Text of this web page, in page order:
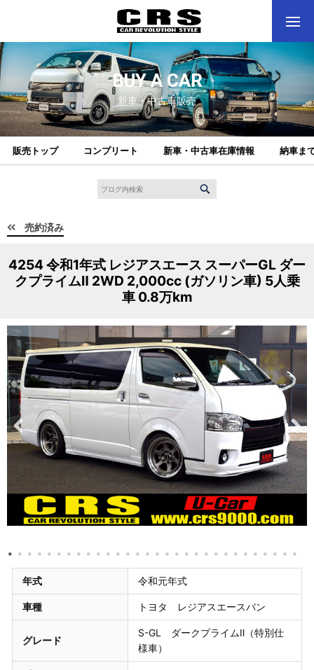
BUY A CAR
新車・中古車販売
販売トップ コンプリート 新車・中古車在庫情報 納車ま
売約済み
4254 令和1年式 レジアスエース スーパーGL ダー
クプライムⅡ 2WD 2,000cc (ガソリン車) 5人乗
車 0.8万km
年式 令和元年式
車種 トヨタ レジアスエースバン
グレード
S-GL ダークプライムⅡ（特別仕
様車）